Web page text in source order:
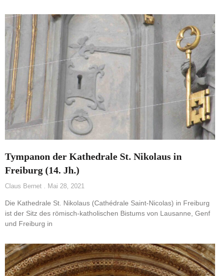
Tympanon der Kathedrale St. Nikolaus in
Freiburg (14. Jh.)
Claus Bernet Mai 28, 2021
Die Kathedrale St. Nikolaus (Cathédrale Saint-Nicolas) in Freiburg
ist der Sitz des römisch-katholischen Bistums von Lausanne, Genf
und Freiburg in